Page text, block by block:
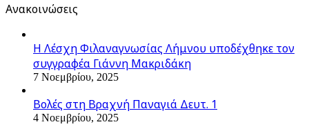
Ανακοινώσεις
Η Λέσχη Φιλαναγνωσίας Λήμνου υποδέχθηκε τον
συγγραφέα Γιάννη Μακριδάκη
7 Νοεμβρίου, 2025
Βολές στη Βραχνή Παναγιά Δευτ. 1
4 Νοεμβρίου, 2025